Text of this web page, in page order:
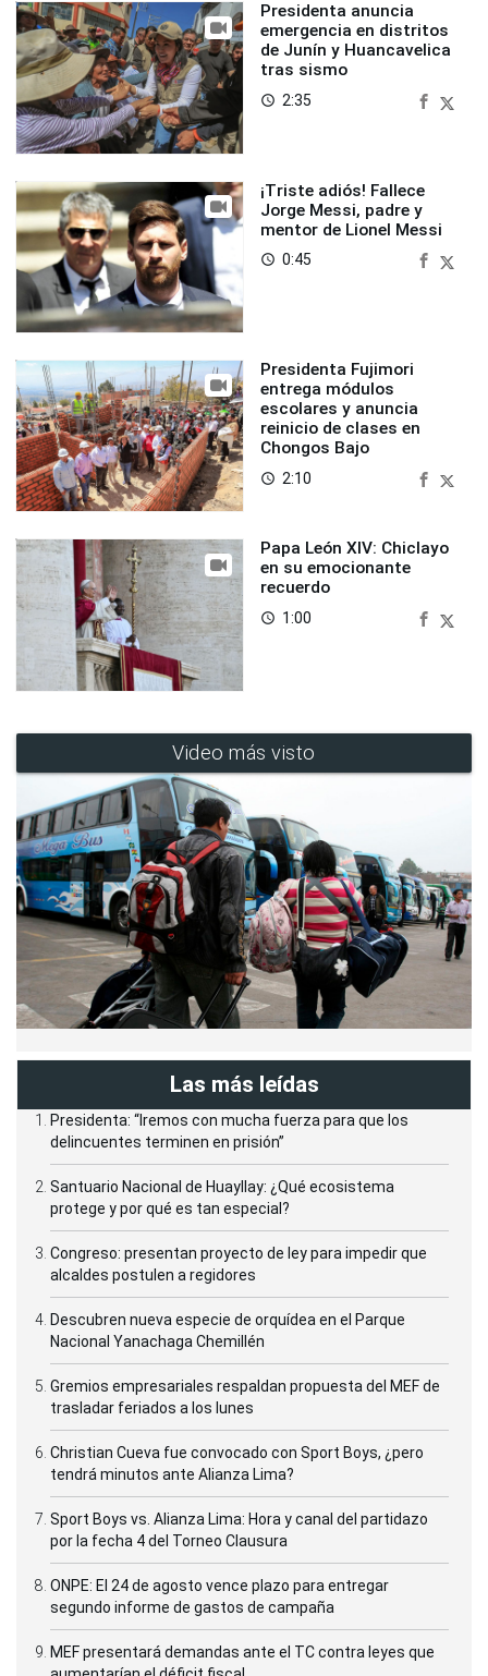
Presidenta anuncia
emergencia en distritos
de Junín y Huancavelica
tras sismo
access_time 2:35
¡Triste adiós! Fallece
Jorge Messi, padre y
mentor de Lionel Messi
access_time 0:45
Presidenta Fujimori
entrega módulos
escolares y anuncia
reinicio de clases en
Chongos Bajo
access_time 2:10
Papa León XIV: Chiclayo
en su emocionante
recuerdo
access_time 1:00
Video más visto
Las más leídas
Presidenta: “Iremos con mucha fuerza para que los
delincuentes terminen en prisión”
Santuario Nacional de Huayllay: ¿Qué ecosistema
protege y por qué es tan especial?
Congreso: presentan proyecto de ley para impedir que
alcaldes postulen a regidores
Descubren nueva especie de orquídea en el Parque
Nacional Yanachaga Chemillén
Gremios empresariales respaldan propuesta del MEF de
trasladar feriados a los lunes
Christian Cueva fue convocado con Sport Boys, ¿pero
tendrá minutos ante Alianza Lima?
Sport Boys vs. Alianza Lima: Hora y canal del partidazo
por la fecha 4 del Torneo Clausura
ONPE: El 24 de agosto vence plazo para entregar
segundo informe de gastos de campaña
MEF presentará demandas ante el TC contra leyes que